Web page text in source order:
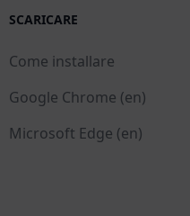
SCARICARE
Come installare
Google Chrome (en)
Microsoft Edge (en)